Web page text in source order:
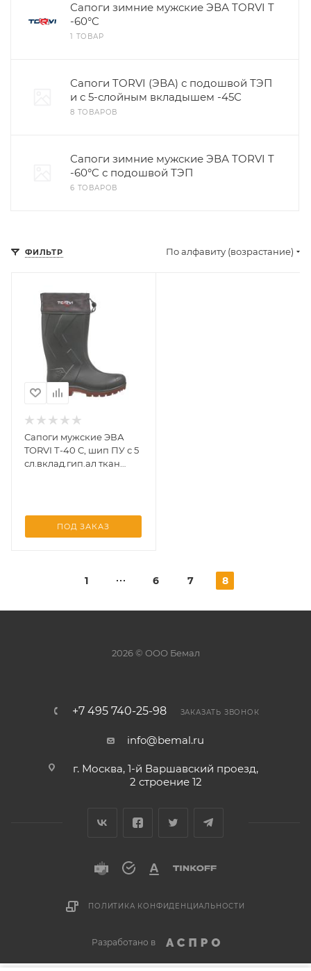
Сапоги зимние мужские ЭВА TORVI T
-60°C
1 ТОВАР
Сапоги TORVI (ЭВА) с подошвой ТЭП
и с 5-слойным вкладышем -45С
8 ТОВАРОВ
Сапоги зимние мужские ЭВА TORVI T
-60°C с подошвой ТЭП
6 ТОВАРОВ
ФИЛЬТР По алфавиту (возрастание)
Сапоги мужские ЭВА
TORVI Т-40 C, шип ПУ с 5
сл.вклад.гип.ал ткан
ПОД ЗАКАЗ
1 6 7 8
2026 © ООО Бемал
+7 495 740-25-98 ЗАКАЗАТЬ ЗВОНОК
info@bemal.ru
г. Москва, 1-й Варшавский проезд,
2 строение 12
ПОЛИТИКА КОНФИДЕНЦИАЛЬНОСТИ
Разработано в